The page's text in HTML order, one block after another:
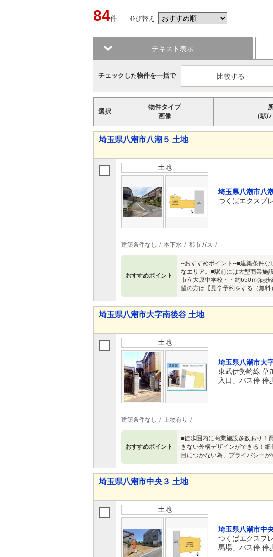
84件 並び替え
テキスト表示
チェックした物件を一括で
選択
物件タイプ
画像
（駅/
埼玉県八潮市八潮５ 土地
土地
埼玉県八潮市八
つくばエクスプ
建築条件なし 本下水 都市ガス
おすすめポイント
--おすすめポイント--■建築条件な
なエリア。■駅前には大型商業施
市立大原中学校・・約650ｍ(徒
望の方は【見学予約をする（無
埼玉県八潮市大字南後谷 土地
土地
埼玉県八潮市大
東武伊勢崎線 草
入口」バス停 停
建築条件なし 上物有り
おすすめポイント
■徒歩圏内に商業施設多数あり！
きない外構デザインができる！
目につかない為、プライバシー
埼玉県八潮市中央３ 土地
土地
埼玉県八潮市中
つくばエクスプ
馬場」バス停 停